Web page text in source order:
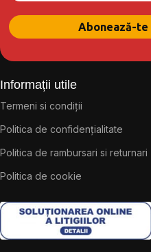
Informații utile
Termeni si condiții
Politica de confidențialitate
Politica de rambursari si returnari
Politica de cookie